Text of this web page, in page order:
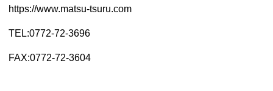
https://www.matsu-tsuru.com
TEL:0772-72-3696
FAX:0772-72-3604